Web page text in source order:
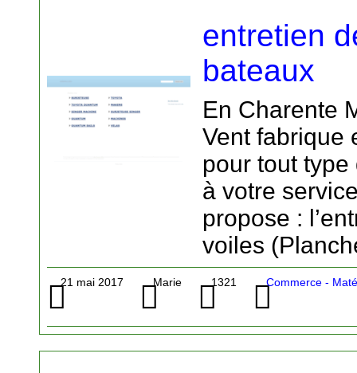
entretien
bateaux
En Charente
Vent fabrique
pour tout
à votre
propose :
voiles
21 mai 2017 Marie 1321 Commerce -